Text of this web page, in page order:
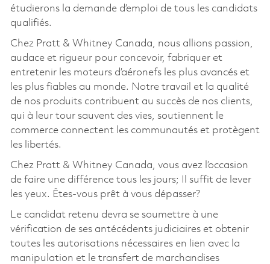
étudierons la demande d’emploi de tous les candidats
qualifiés.
Chez Pratt & Whitney Canada, nous allions passion,
audace et rigueur pour concevoir, fabriquer et
entretenir les moteurs d’aéronefs les plus avancés et
les plus fiables au monde. Notre travail et la qualité
de nos produits contribuent au succès de nos clients,
qui à leur tour sauvent des vies, soutiennent le
commerce connectent les communautés et protègent
les libertés.
Chez Pratt & Whitney Canada, vous avez l’occasion
de faire une différence tous les jours; Il suffit de lever
les yeux. Êtes-vous prêt à vous dépasser?
Le candidat retenu devra se soumettre à une
vérification de ses antécédents judiciaires et obtenir
toutes les autorisations nécessaires en lien avec la
manipulation et le transfert de marchandises